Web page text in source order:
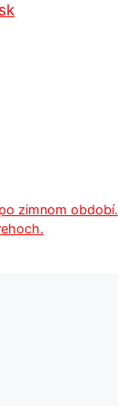
zimnom období.